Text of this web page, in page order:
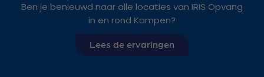
Ben je benieuwd naar alle locaties van IRIS Opvang
in en rond Kampen?
Lees de ervaringen